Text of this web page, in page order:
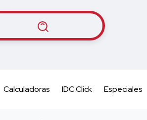
Calculadoras IDC Click Especiales